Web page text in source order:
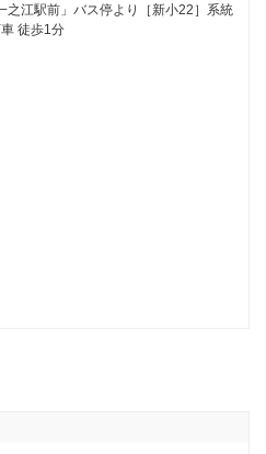
江駅前」バス停より［新小22］系統
徒歩1分